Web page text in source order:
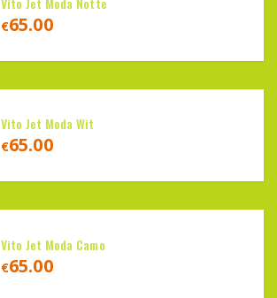
€65.00
Vito Jet Moda Wit
€65.00
Vito Jet Moda Camo
€65.00